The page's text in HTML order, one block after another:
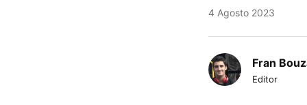
4 Agosto 2023
Fran
Editor